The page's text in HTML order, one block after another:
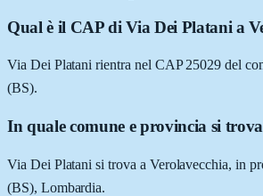
Qual è il CAP di Via Dei Platani a
Via Dei Platani rientra nel CAP 25029 del
(BS).
In quale comune e provincia si
Via Dei Platani si trova a Verolavecchia, in
(BS), Lombardia.